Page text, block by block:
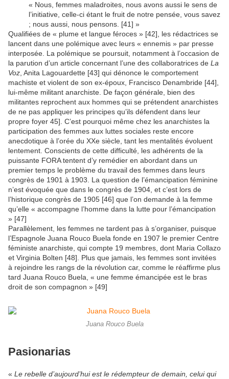
« Nous, femmes maladroites, nous avons aussi le sens de
l’initiative, celle-ci étant le fruit de notre pensée, vous savez
; nous aussi, nous pensons. [41] »
Qualifiées de « plume et langue féroces » [42], les rédactrices se
lancent dans une polémique avec leurs « ennemis » par presse
interposée. La polémique se poursuit, notamment à l’occasion de
la parution d’un article concernant l’une des collaboratrices de La
Voz , Anita Lagouardette [43] qui dénonce le comportement
machiste et violent de son ex-époux, Francisco Denambride [44],
lui-même militant anarchiste. De façon générale, bien des
militantes reprochent aux hommes qui se prétendent anarchistes
de ne pas appliquer les principes qu’ils défendent dans leur
propre foyer 45]. C’est pourquoi même chez les anarchistes la
participation des femmes aux luttes sociales reste encore
anecdotique à l’orée du XXe siècle, tant les mentalités évoluent
lentement. Conscients de cette difficulté, les adhérents de la
puissante FORA tentent d’y remédier en abordant dans un
premier temps le problème du travail des femmes dans leurs
congrès de 1901 à 1903. La question de l’émancipation féminine
n’est évoquée que dans le congrès de 1904, et c’est lors de
l’historique congrès de 1905 [46] que l’on demande à la femme
qu’elle « accompagne l’homme dans la lutte pour l’émancipation
» [47]
Parallèlement, les femmes ne tardent pas à s’organiser, puisque
l’Espagnole Juana Rouco Buela fonde en 1907 le premier Centre
féministe anarchiste, qui compte 19 membres, dont Maria Collazo
et Virginia Bolten [48]. Plus que jamais, les femmes sont invitées
à rejoindre les rangs de la révolution car, comme le réaffirme plus
tard Juana Rouco Buela, « une femme émancipée est le bras
droit de son compagnon » [49]
Juana Rouco Buela
Pasionarias
« Le rebelle d’aujourd’hui est le rédempteur de demain, celui qui